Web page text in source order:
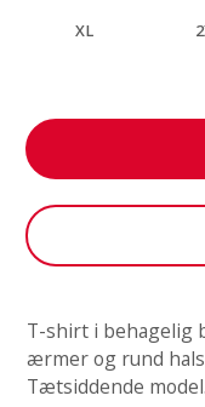
XL
T-shirt i behagelig
ærmer og rund
Tætsiddende model.